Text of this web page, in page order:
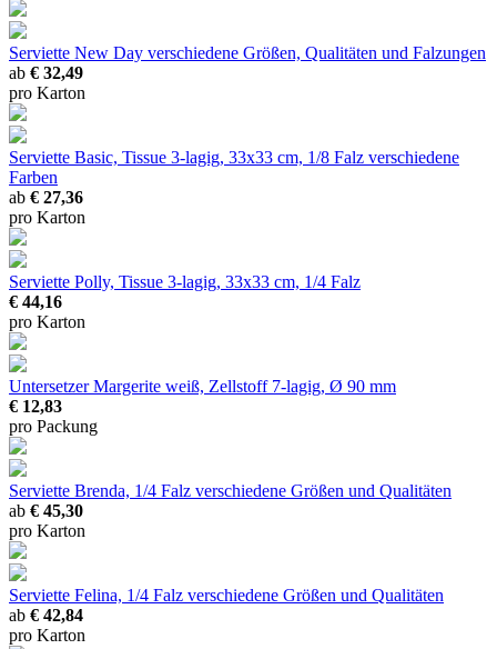
Serviette New Day verschiedene Größen, Qualitäten und Falzungen
ab € 32,49
pro Karton
Serviette Basic, Tissue 3-lagig, 33x33 cm, 1/8 Falz verschiedene
Farben
ab € 27,36
pro Karton
Serviette Polly, Tissue 3-lagig, 33x33 cm, 1/4 Falz
€ 44,16
pro Karton
Untersetzer Margerite weiß, Zellstoff 7-lagig, Ø 90 mm
€ 12,83
pro Packung
Serviette Brenda, 1/4 Falz verschiedene Größen und Qualitäten
ab € 45,30
pro Karton
Serviette Felina, 1/4 Falz verschiedene Größen und Qualitäten
ab € 42,84
pro Karton